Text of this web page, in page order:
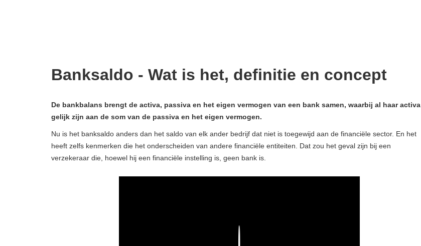
Banksaldo - Wat is het, definitie en concept
De bankbalans brengt de activa, passiva en het eigen vermogen van een bank samen, waarbij al haar activa
gelijk zijn aan de som van de passiva en het eigen vermogen.
Nu is het banksaldo anders dan het saldo van elk ander bedrijf dat niet is toegewijd aan de financiële sector. En het
heeft zelfs kenmerken die het onderscheiden van andere financiële entiteiten. Dat zou het geval zijn bij een
verzekeraar die, hoewel hij een financiële instelling is, geen bank is.